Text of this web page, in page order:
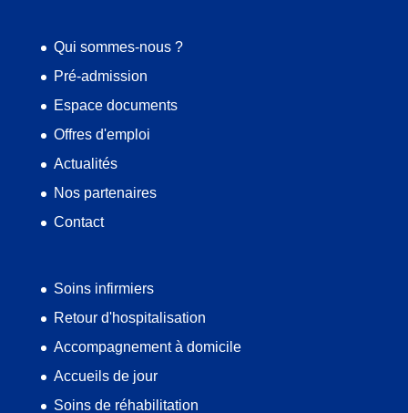
Qui sommes-nous ?
Pré-admission
Espace documents
Offres d'emploi
Actualités
Nos partenaires
Contact
Soins infirmiers
Retour d'hospitalisation
Accompagnement à domicile
Accueils de jour
Soins de réhabilitation